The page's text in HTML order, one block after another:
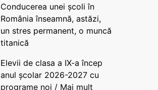
Conducerea unei școli în
România înseamnă, astăzi,
un stres permanent, o muncă
titanică
Elevii de clasa a IX-a încep
anul școlar 2026-2027 cu
programe noi / Mai mult